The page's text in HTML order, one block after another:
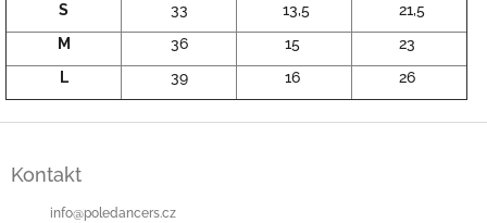
S
33 13,5
21,5
M
36 15
23
L
39 16 26
Kontakt
info@poledancers.cz